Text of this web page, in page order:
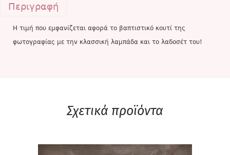
Περιγραφή
Η τιμή που εμφανίζεται αφορά το βαπτιστικό κουτί της
φωτογραφίας με την κλασσική λαμπάδα και το λαδοσέτ του!
Σχετικά προϊόντα